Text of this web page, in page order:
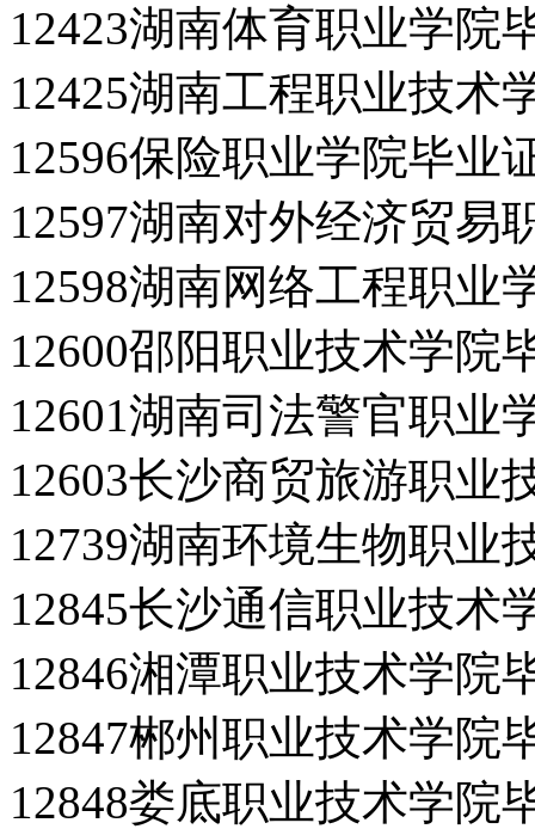
12423湖南体育职业学院
12425湖南工程职业技术
12596保险职业学院毕业
12597湖南对外经济贸易
12598湖南网络工程职业
12600邵阳职业技术学院
12601湖南司法警官职业
12603长沙商贸旅游职业
12739湖南环境生物职业
12845长沙通信职业技术
12846湘潭职业技术学院
12847郴州职业技术学院
12848娄底职业技术学院